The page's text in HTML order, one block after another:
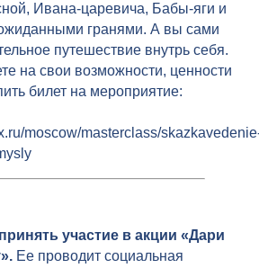
Ивана-царевича, Бабы-яги и
гранями. А вы сами
путешествие внутрь себя.
на свои возможности, ценности
билет на мероприятие:
moscow/masterclass/
участие в акции «Дари
Ее проводит социальная